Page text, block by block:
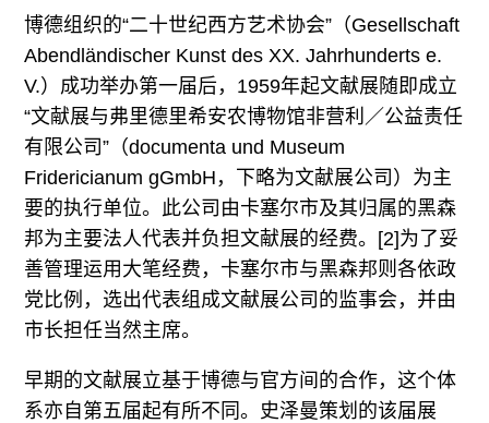
博德组织的“二十世纪西方艺术协会”（Gesellschaft
Abendländischer Kunst des XX. Jahrhunderts e.
V.）成功举办第一届后，1959年起文献展随即成立
“文献展与弗里德里希安农博物馆非营利／公益责任
有限公司”（documenta und Museum
Fridericianum gGmbH，下略为文献展公司）为主
要的执行单位。此公司由卡塞尔市及其归属的黑森
邦为主要法人代表并负担文献展的经费。[2]为了妥
善管理运用大笔经费，卡塞尔市与黑森邦则各依政
党比例，选出代表组成文献展公司的监事会，并由
市长担任当然主席。
早期的文献展立基于博德与官方间的合作，这个体
系亦自第五届起有所不同。史泽曼策划的该届展